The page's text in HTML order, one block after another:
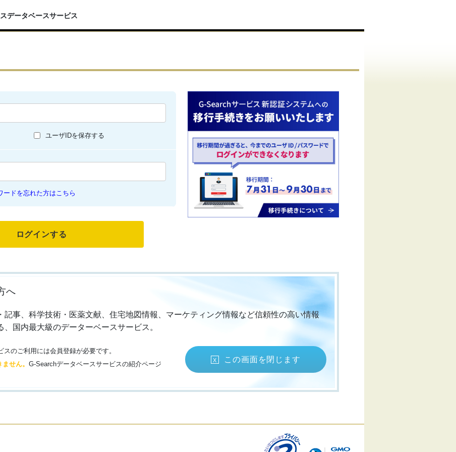
データベースサービス
ユーザIDを保存する
ードを忘れた方はこちら
へ
記事、科学技術・医薬文献、住宅地図情報、マーケティング情報など信頼性の高い情報
国内最大級のデーターベースサービス。
のご利用には会員登録が必要です。
ません。G-Searchデータベースサービスの紹介ページ
この画面を閉じます